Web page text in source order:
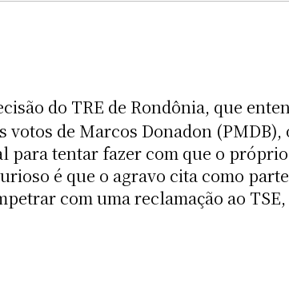
do TRE de Rondônia, que
de Marcos Donadon
para tentar fazer com que o
é que o agravo cita como
com uma reclamação ao